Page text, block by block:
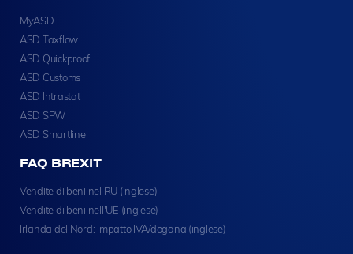
MyASD
ASD Taxflow
ASD Quickproof
ASD Customs
ASD Intrastat
ASD SPW
ASD Smartline
FAQ BREXIT
Vendite di beni nel RU (inglese)
Vendite di beni nell'UE (inglese)
Irlanda del Nord: impatto IVA/dogana (inglese)